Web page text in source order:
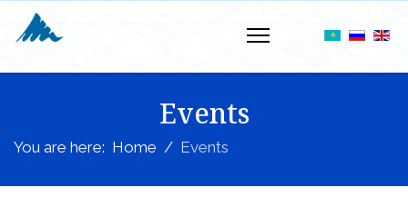
Events
You are here: Home Events